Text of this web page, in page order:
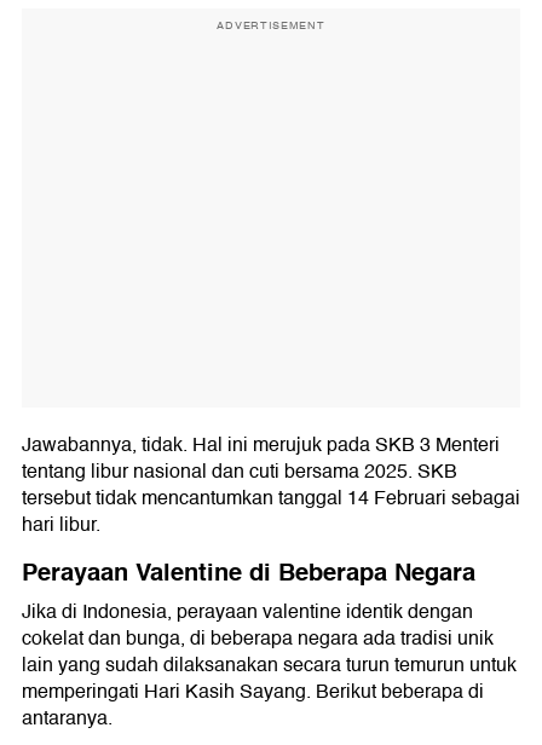
ADVERTISEMENT
Jawabannya, tidak. Hal ini merujuk pada SKB 3 Menteri
tentang libur nasional dan cuti bersama 2025. SKB
tersebut tidak mencantumkan tanggal 14 Februari sebagai
hari libur.
Perayaan Valentine di Beberapa Negara
Jika di Indonesia, perayaan valentine identik dengan
cokelat dan bunga, di beberapa negara ada tradisi unik
lain yang sudah dilaksanakan secara turun temurun untuk
memperingati Hari Kasih Sayang. Berikut beberapa di
antaranya.